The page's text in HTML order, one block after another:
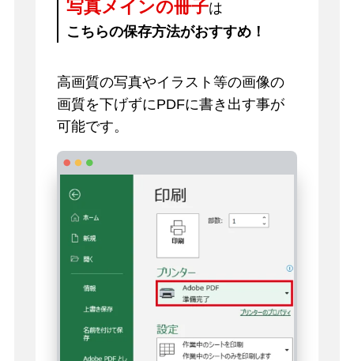
写真メインの冊子は
こちらの保存方法がおすすめ！
高画質の写真やイラスト等の画像の
画質を下げずにPDFに書き出す事が
可能です。